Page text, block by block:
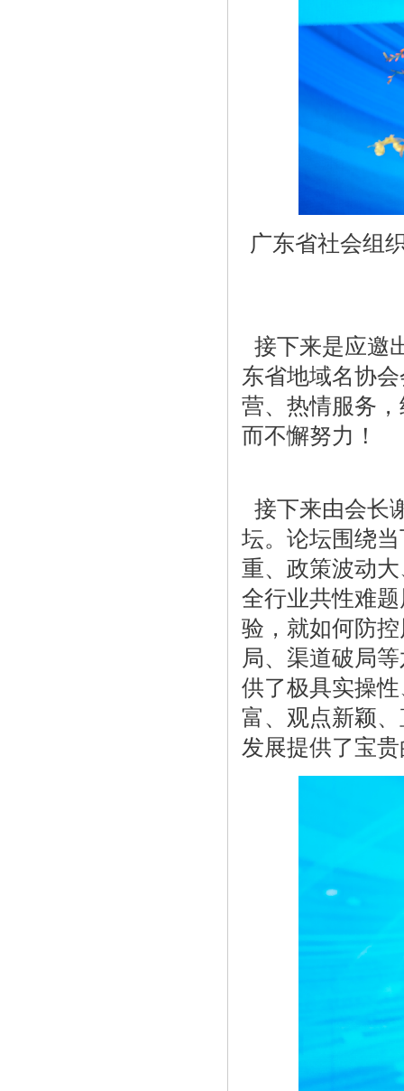
广东省社会组
接下来是应邀
东省地域名协
营、热情服务
而不懈努力！
接下来由会长
坛。论坛围绕
重、政策波动
全行业共性难
验，就如何防
局、渠道破局
供了极具实操
富、观点新颖
发展提供了宝